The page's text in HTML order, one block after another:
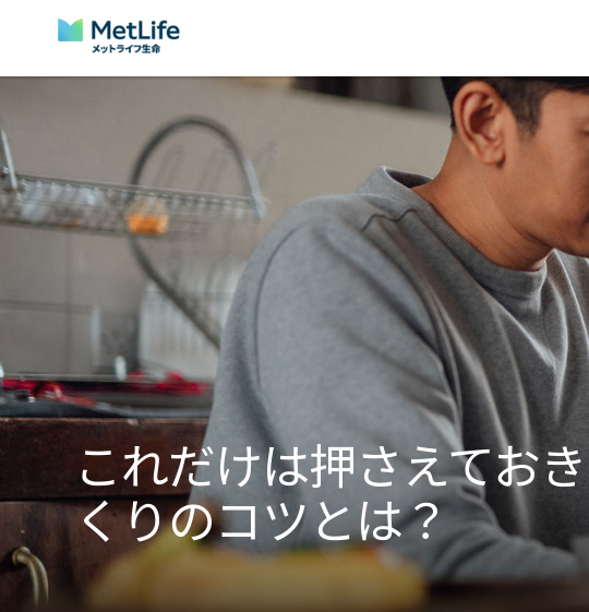
Skip Navigation
これだけは押さえてお
くりのコツとは？